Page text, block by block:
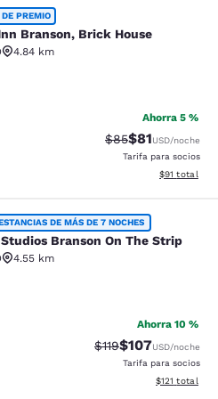
Brick House
PREMIO
Branson, Brick House
4.84 km
4.62 estrellas. Excepcional. 949
Ahorra 5 %
Precio tachado:
$85Precio con
$81USD/noche
Tarifa para socios
Ver detalles
$91 total
Branson On The
DE MÁS DE 7 NOCHES
Branson On The Strip
4.55 km
3.52 estrellas. Bueno. 71 reseñas
Ahorra 10 %
Precio tachado:
$119Precio con
$107USD/noche
Tarifa para socios
Ver detalles
$121 total